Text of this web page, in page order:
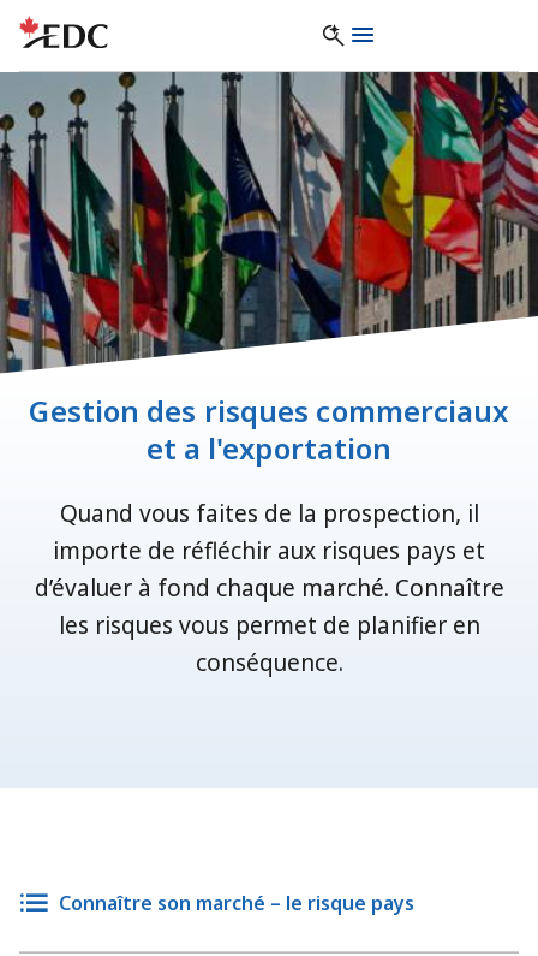
Gestion des risques commerciaux
et a l'exportation
Quand vous faites de la prospection, il
importe de réfléchir aux risques pays et
d’évaluer à fond chaque marché. Connaître
les risques vous permet de planifier en
conséquence.
Connaître son marché – le risque pays